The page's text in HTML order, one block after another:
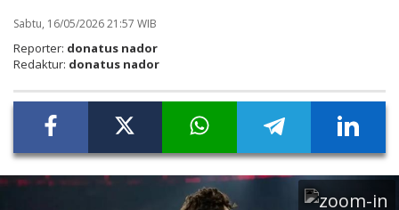
Sabtu, 16/05/2026 21:57 WIB
Reporter: donatus nador
Redaktur: donatus nador